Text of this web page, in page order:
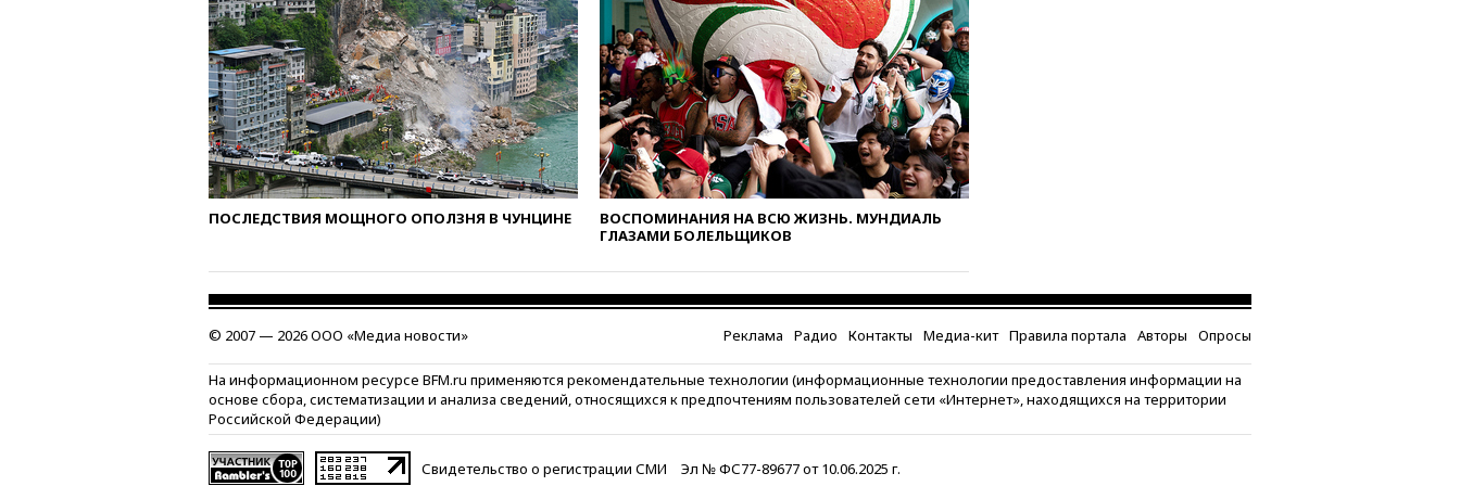
14:57 Жара в Европе может
нанести ущерб экономике в
размере €800 млрд
14:49Пентагон озаботился
критикой Трампа по поводу
дефицита боеприпасов
14:40
В Германии задержан
украинец за шпионаж на
оборонном предприятии
снижении цен на авиабилеты
в России
произошел в рунете
14:14 «Ведомости»: Озон банк
не пострадает от британских
Японию вассалом США
ПОСЛЕДСТВИЯ МОЩНОГО ОПОЛЗНЯ В ЧУНЦИНЕ
ВОСПОМИНАНИЯ НА ВСЮ ЖИЗНЬ. МУНДИАЛЬ
ГЛАЗАМИ БОЛЕЛЬЩИКОВ
© 2007 — 2026 ООО «Медиа новости» Реклама Радио Контакты Медиа-кит Правила портала Авторы Опросы
На информационном ресурсе BFM.ru применяются рекомендательные технологии (информационные технологии предоставления информации на
основе сбора, систематизации и анализа сведений, относящихся к предпочтениям пользователей сети «Интернет», находящихся на территории
Российской Федерации)
Свидетельство о регистрации СМИ Эл № ФС77-89677 от 10.06.2025 г.